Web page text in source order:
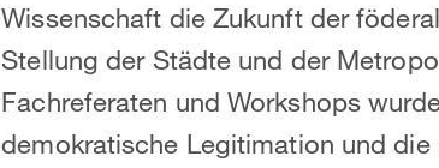
Wissenschaft die Zukunft der
Stellung der Städte und der
Fachreferaten und Workshops
demokratische Legitimation und